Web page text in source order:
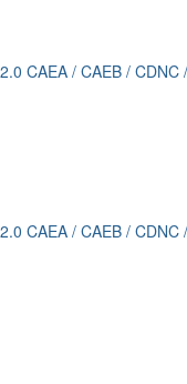
CAEA / CAEB /
CAEA / CAEB /